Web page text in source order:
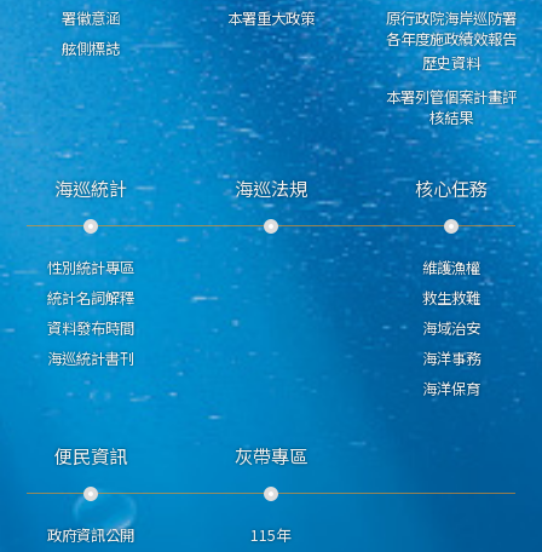
署徽意涵
舷側標誌
本署重大政策
原行政院海岸巡防署
各年度施政績效報告
歷史資料
本署列管個案計畫評
核結果
海巡統計
性別統計專區
統計名詞解釋
資料發布時間
海巡統計書刊
海巡法規 核心任務
維護漁權
救生救難
海域治安
海洋事務
海洋保育
便民資訊
政府資訊公開
灰帶專區
115年